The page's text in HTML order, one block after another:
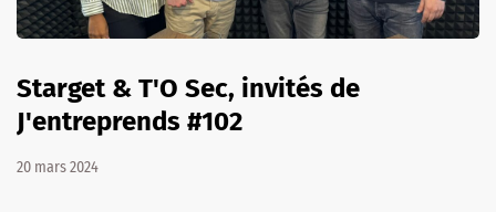
Starget & T'O Sec, invités de
J'entreprends #102
20 mars 2024